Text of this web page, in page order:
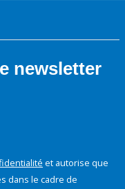
newsletter
et autorise que
dans le cadre de